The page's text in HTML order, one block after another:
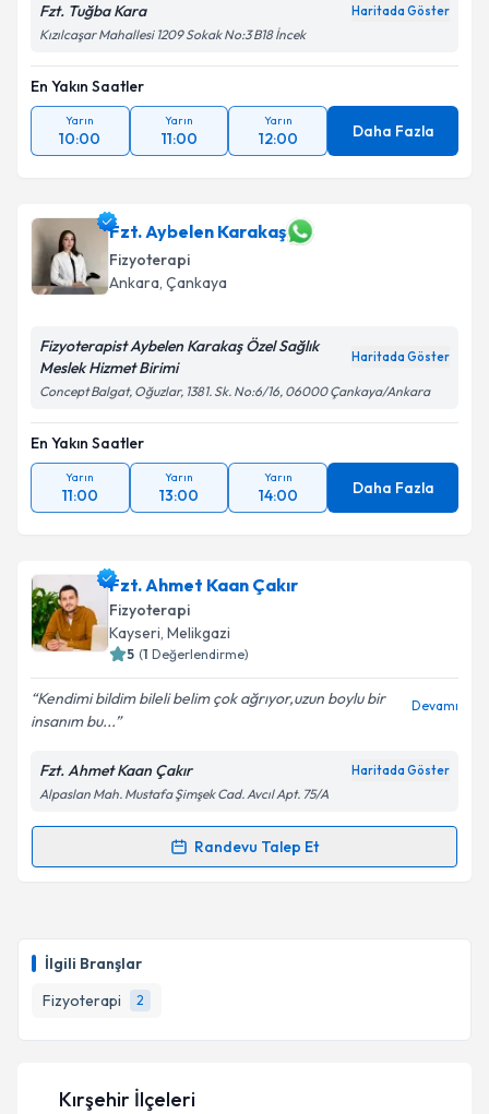
İlgili Branşlar
Fizyoterapi
2
Fzt. Tuğba Kara Haritada Göster
Kızılcaşar Mahallesi 1209 Sokak No:3 B18 İncek
En Yakın Saatler
Yarın
10:00
Yarın
11:00
Yarın
12:00 Daha Fazla
Fzt. Aybelen Karakaş
Fizyoterapi
Ankara, Çankaya
Fizyoterapist Aybelen Karakaş Özel Sağlık
Meslek Hizmet Birimi
Haritada Göster
Concept Balgat, Oğuzlar, 1381. Sk. No:6/16, 06000 Çankaya/Ankara
En Yakın Saatler
Yarın
11:00
Yarın
13:00
Yarın
14:00 Daha Fazla
Fzt. Ahmet Kaan Çakır
Fizyoterapi
Kayseri, Melikgazi
5 (1 Değerlendirme)
Kendimi bildim bileli belim çok ağrıyor,uzun boylu bir
insanım bu...
Devamı
Fzt. Ahmet Kaan Çakır Haritada Göster
Alpaslan Mah. Mustafa Şimşek Cad. Avcıl Apt. 75/A
Randevu Talep Et
Randevu Takvimi Talebi
takvim hazırlandığında e-posta ile bilgilendireceğiz.
E-posta Adresiniz
Kırşehir İlçeleri